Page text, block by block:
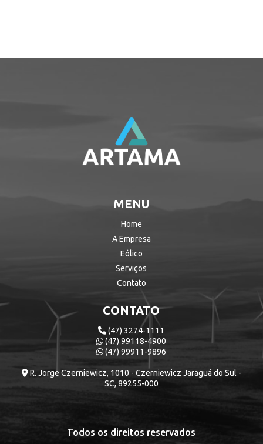
MENU
Home
A Empresa
Eólico
Serviços
Contato
CONTATO
(47) 3274-1111
(47) 99118-4900
(47) 99911-9896
R. Jorge Czerniewicz, 1010 - Czerniewicz Jaraguá do Sul -
SC, 89255-000
Todos os direitos reservados